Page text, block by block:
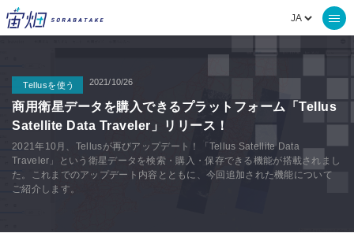
Tellusを使う 2021/10/26
商用衛星データを購入できるプラットフォーム「Tellus
Satellite Data Traveler」リリース！
2021年10月、Tellusが再びアップデート！「Tellus Satellite Data
Traveler」という衛星データを検索・購入・保存できる機能が搭載されまし
た。これまでのアップデート内容とともに、今回追加された機能について
ご紹介します。